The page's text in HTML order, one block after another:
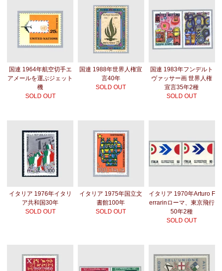
国連 1964年航空切手エ
アメールを運ぶジェット
機
SOLD OUT
国連 1988年世界人権宣
言40年
SOLD OUT
国連 1983年フンデルト
ヴァッサー画 世界人権
宣言35年2種
SOLD OUT
イタリア 1976年イタリ
ア共和国30年
SOLD OUT
イタリア 1975年国立文
書館100年
SOLD OUT
イタリア 1970年Arturo F
errarinローマ、東京飛行
50年2種
SOLD OUT